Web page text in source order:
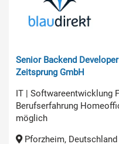
Senior Backend
Zeitsprung GmbH
IT | Softwareentwicklung
Berufserfahrung
möglich
Pforzheim, Deutschland